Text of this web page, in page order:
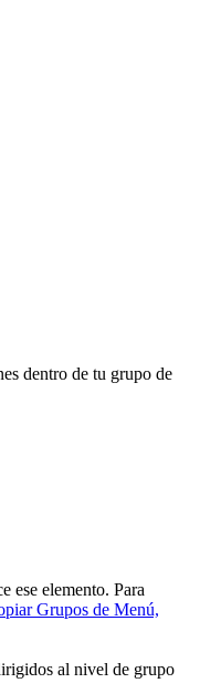
dentro de tu grupo de
ese elemento. Para
Grupos de Menú,
al nivel de grupo